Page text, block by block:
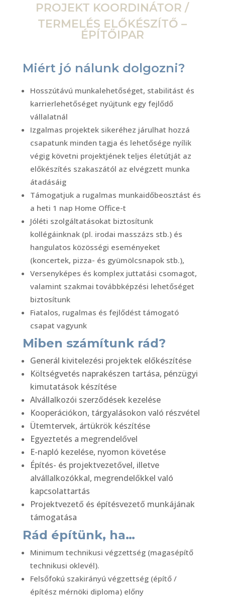
PROJEKT KOORDINÁTOR /
TERMELÉS ELŐKÉSZÍTŐ –
ÉPÍTŐIPAR
Miért jó nálunk dolgozni?
Hosszútávú munkalehetőséget, stabilitást és
karrierlehetőséget nyújtunk egy fejlődő
vállalatnál
Izgalmas projektek sikeréhez járulhat hozzá
csapatunk minden tagja és lehetősége nyílik
végig követni projektjének teljes életútját az
előkészítés szakaszától az elvégzett munka
átadásáig
Támogatjuk a rugalmas munkaidőbeosztást és
a heti 1 nap Home Office-t
Jóléti szolgáltatásokat biztosítunk
kollégáinknak (pl. irodai masszázs stb.) és
hangulatos közösségi eseményeket
(koncertek, pizza- és gyümölcsnapok stb.),
Versenyképes és komplex juttatási csomagot,
valamint szakmai továbbképzési lehetőséget
biztosítunk
Fiatalos, rugalmas és fejlődést támogató
csapat vagyunk
Miben számítunk rád?
Generál kivitelezési projektek előkészítése
Költségvetés naprakészen tartása, pénzügyi
kimutatások készítése
Alvállalkozói szerződések kezelése
Kooperációkon, tárgyalásokon való részvétel
Ütemtervek, ártükrök készítése
Egyeztetés a megrendelővel
E-napló kezelése, nyomon követése
Építés- és projektvezetővel, illetve
alvállalkozókkal, megrendelőkkel való
kapcsolattartás
Projektvezető és építésvezető munkájának
támogatása
Rád építünk, ha…
Minimum technikusi végzettség (magasépítő
technikusi oklevél).
Felsőfokú szakirányú végzettség (építő /
építész mérnöki diploma) előny